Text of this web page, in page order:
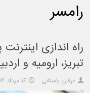
رامسر
راه اندازی
تبریز، ارومیه و
عرفان باستانی ۱۶ مرداد ۱۳۹۴ ساعت ۲۰:۵۴